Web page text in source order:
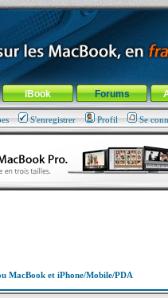
de la rubrique
iBook Forums
S'enregistrer Profil Se
MacBook et iPhone/Mobile/PDA